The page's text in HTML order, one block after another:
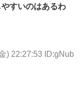
すいのはあるわ
) 22:27:53 ID:gNub